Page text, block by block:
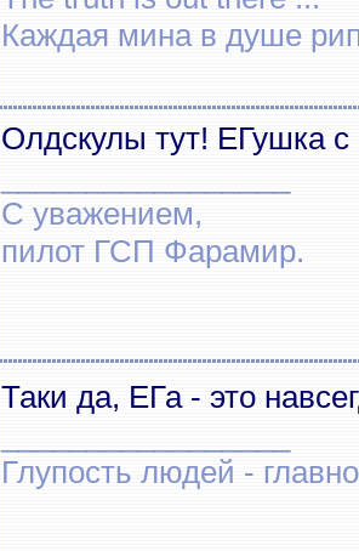
Каждая мина в душе
Олдскулы тут! ЕГушка с
С уважением,
пилот ГСП Фарамир.
Таки да, ЕГа - это
Глупость людей -